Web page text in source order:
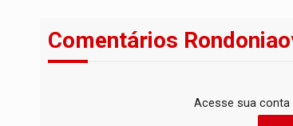
Comentários
Acesse sua